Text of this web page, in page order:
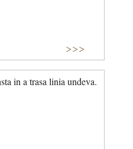
>>>
in a trasa linia undeva.